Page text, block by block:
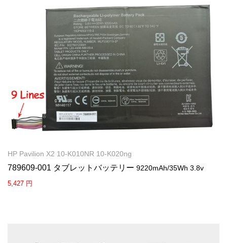
HP Pavilion X2 10-K010NR 10-K020ng
789609-001 タブレットバッテリー 9220mAh/35Wh 3.8v
5,427 円